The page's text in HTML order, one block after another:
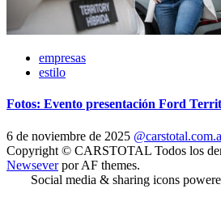
empresas
estilo
Fotos: Evento presentación Ford
6 de noviembre de 2025
Copyright © CARSTOTAL Todos los
Newseverpor AF themes.
Social media & sharing icons